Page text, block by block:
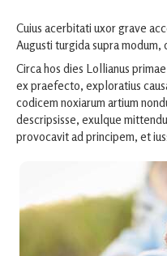
Cuius acerbitati uxor grave
Augusti turgida supra modum,
Circa hos dies Lollianus
ex praefecto, exploratius
codicem noxiarum artium
descripsisse, exulque
provocavit ad principem, et